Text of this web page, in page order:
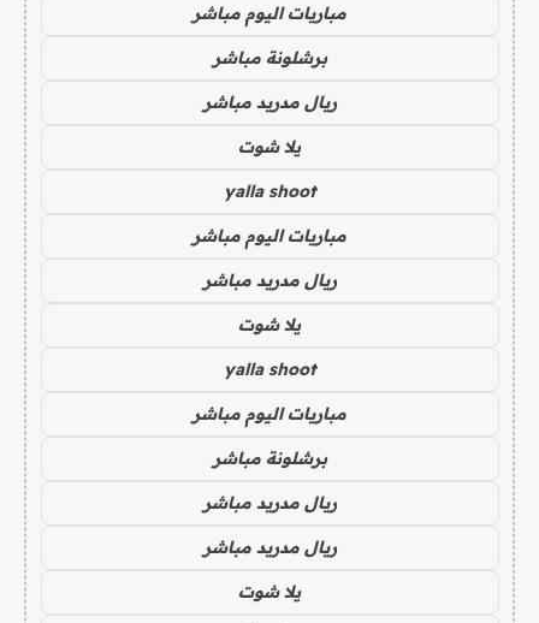
مباريات اليوم مباشر
برشلونة مباشر
ريال مدريد مباشر
يلا شوت
yalla shoot
مباريات اليوم مباشر
ريال مدريد مباشر
يلا شوت
yalla shoot
مباريات اليوم مباشر
برشلونة مباشر
ريال مدريد مباشر
ريال مدريد مباشر
يلا شوت